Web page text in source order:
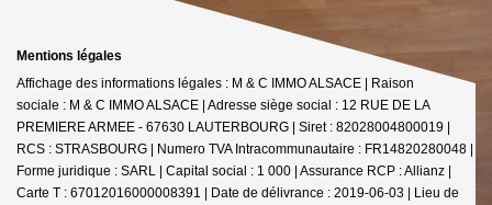
Mentions légales
Affichage des informations légales : M & C IMMO ALSACE | Raison
sociale : M & C IMMO ALSACE | Adresse siège social : 12 RUE DE LA
PREMIERE ARMEE - 67630 LAUTERBOURG | Siret : 82028004800019 |
RCS : STRASBOURG | Numero TVA Intracommunautaire : FR14820280048 |
Forme juridique : SARL | Capital social : 1 000 | Assurance RCP : Allianz |
Carte T : 67012016000008391 | Date de délivrance : 2019-06-03 | Lieu de